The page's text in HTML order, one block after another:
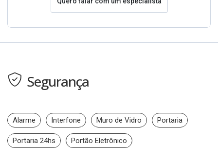
Segurança
Alarme Interfone Muro de Vidro Portaria
Portaria 24hs Portão Eletrônico